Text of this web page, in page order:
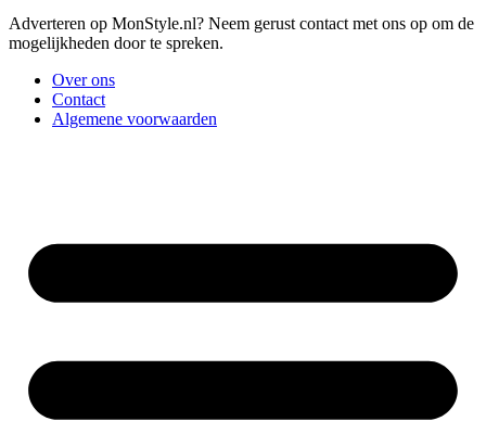
Adverteren op MonStyle.nl? Neem gerust contact met ons op om de
mogelijkheden door te spreken.
Over ons
Contact
Algemene voorwaarden